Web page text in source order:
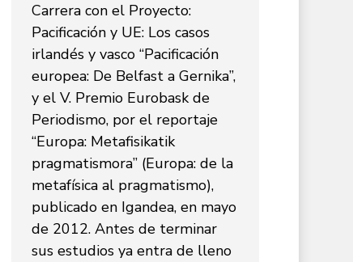
Carrera con el Proyecto:
Pacificación y UE: Los casos
irlandés y vasco “Pacificación
europea: De Belfast a Gernika”,
y el V. Premio Eurobask de
Periodismo, por el reportaje
“Europa: Metafisikatik
pragmatismora” (Europa: de la
metafísica al pragmatismo),
publicado en Igandea, en mayo
de 2012. Antes de terminar
sus estudios ya entra de lleno